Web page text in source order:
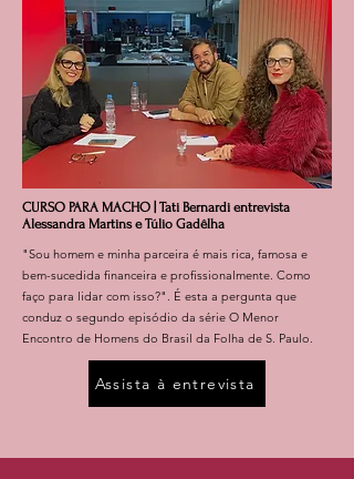
CURSO PARA MACHO | Tati Bernardi entrevista
Alessandra Martins e Túlio Gadêlha
"Sou homem e minha parceira é mais rica, famosa e
bem-sucedida financeira e profissionalmente. Como
faço para lidar com isso?". É esta a pergunta que
conduz o segundo episódio da série O Menor
Encontro de Homens do Brasil da Folha de S. Paulo.
Assista à entrevista